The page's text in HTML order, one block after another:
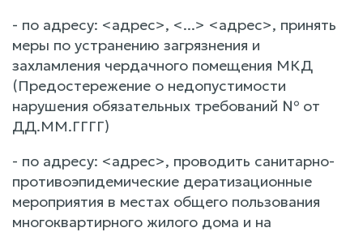
- по адресу: <адрес>, <...> <адрес>, принять
меры по устранению загрязнения и
захламления чердачного помещения МКД
(Предостережение о недопустимости
нарушения обязательных требований № от
ДД.ММ.ГГГГ)
- по адресу: <адрес>, проводить санитарно-
противоэпидемические дератизационные
мероприятия в местах общего пользования
многоквартирного жилого дома и на